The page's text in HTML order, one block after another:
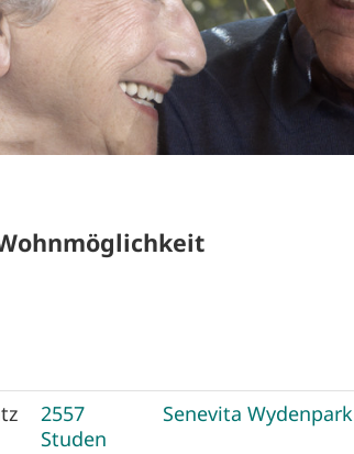
2557
Studen
Senevita Wydenpark